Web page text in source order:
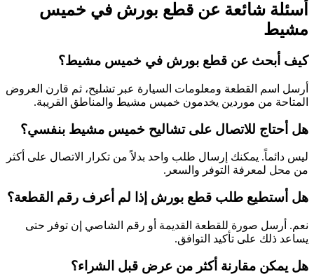
أسئلة شائعة عن قطع بورش في خميس
مشيط
كيف أبحث عن قطع بورش في خميس مشيط؟
أرسل اسم القطعة ومعلومات السيارة عبر تشليح، ثم قارن العروض
المتاحة من موردين يخدمون خميس مشيط والمناطق القريبة.
هل أحتاج للاتصال على تشاليح خميس مشيط بنفسي؟
ليس دائماً. يمكنك إرسال طلب واحد بدلاً من تكرار الاتصال على أكثر
من محل لمعرفة التوفر والسعر.
هل أستطيع طلب قطع بورش إذا لم أعرف رقم القطعة؟
نعم. أرسل صورة للقطعة القديمة أو رقم الشاصي إن توفر حتى
يساعد ذلك على تأكيد التوافق.
هل يمكن مقارنة أكثر من عرض قبل الشراء؟